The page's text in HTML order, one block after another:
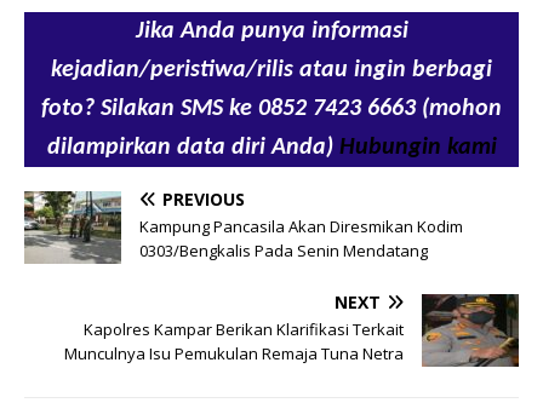
Jika Anda punya informasi
kejadian/peristiwa/rilis atau ingin berbagi
foto? Silakan SMS ke 0852 7423 6663 (mohon
dilampirkan data diri Anda) Hubungin kami
PREVIOUS
Kampung Pancasila Akan Diresmikan Kodim
0303/Bengkalis Pada Senin Mendatang
NEXT
Kapolres Kampar Berikan Klarifikasi Terkait
Munculnya Isu Pemukulan Remaja Tuna Netra